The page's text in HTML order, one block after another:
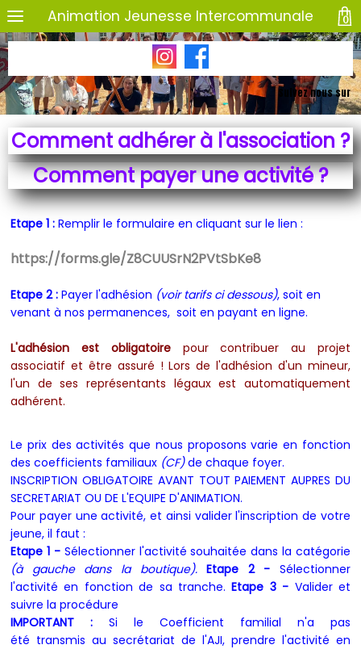
Animation Jeunesse Intercommunale
Suivez nous sur
Comment adhérer à l'association ?
Comment payer une activité ?
Etape 1 : Remplir le formulaire en cliquant sur le lien :
https://forms.gle/Z8CUUSrN2PVtSbKe8
Etape 2 : Payer l'adhésion (voir tarifs ci dessous), soit en
venant à nos permanences, soit en payant en ligne.
L'adhésion est obligatoirepour contribuer au projet
associatif et être assuré !Lors de l'adhésion d'un mineur,
l'un de ses représentants légaux est automatiquement
adhérent.
Le prix des activités que nous proposons varie en fonction
des coefficients familiaux (CF)de chaque foyer.
INSCRIPTION OBLIGATOIRE AVANT TOUT PAIEMENT AUPRES DU
SECRETARIAT OU DE L'EQUIPE D'ANIMATION.
Pour payer une activité, et ainsi valider l'inscription de votre
jeune, il faut :
Etape 1 - Sélectionner l'activité souhaitée dans la catégorie
(à gauche dans la boutique).Etape 2 - Sélectionner
l'activité en fonction de sa tranche.Etape 3 - Valider et
suivre la procédure
IMPORTANT : Si le Coefficient familial n'a pas
été transmis au secrétariat de l'AJI, prendre l'activité en
0